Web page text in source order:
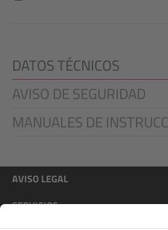
DATOS TÉCNICOS
AVISO DE SEGURIDAD
MANUALES DE
AVISO LEGAL
SERVICIOS